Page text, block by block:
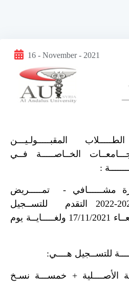
16 - November - 2021
المقبـــــولـيـــن
الخــاصـــــة فــي
:
مشــــــافي - تمـــــريض
التقدم للتســجيل
اعتبـــاراً مــــن يوم الأربعــاء 17/11/2021 ولغـــــايــة يوم
للتســجيل هــــي:
الأصــــلية + خمســـة نسـخ